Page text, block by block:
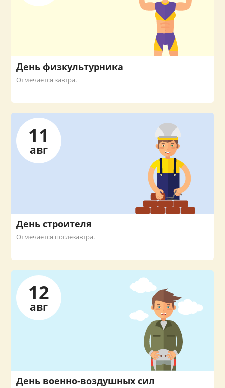
День физкультурника
Отмечается завтра.
11
авг
День строителя
Отмечается послезавтра.
12
авг
День военно-воздушных сил